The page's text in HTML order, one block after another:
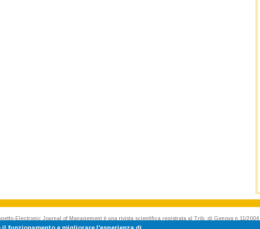
Electronic Journal of Management è una rivista scientifica registrata al Trib. di Genova n.11/2004
Rivista accreditata AIDEA - Accademia Italiana di Economia Aziendale